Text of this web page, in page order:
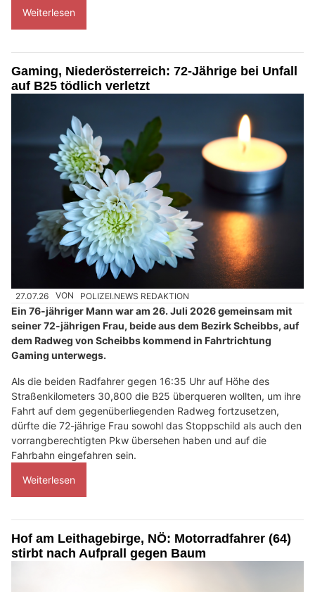
Weiterlesen
Gaming, Niederösterreich: 72-Jährige bei Unfall
auf B25 tödlich verletzt
27.07.26 VON POLIZEI.NEWS REDAKTION
Ein 76-jähriger Mann war am 26. Juli 2026 gemeinsam mit
seiner 72-jährigen Frau, beide aus dem Bezirk Scheibbs, auf
dem Radweg von Scheibbs kommend in Fahrtrichtung
Gaming unterwegs.
Als die beiden Radfahrer gegen 16:35 Uhr auf Höhe des
Straßenkilometers 30,800 die B25 überqueren wollten, um ihre
Fahrt auf dem gegenüberliegenden Radweg fortzusetzen,
dürfte die 72-jährige Frau sowohl das Stoppschild als auch den
vorrangberechtigten Pkw übersehen haben und auf die
Fahrbahn eingefahren sein.
Weiterlesen
Hof am Leithagebirge, NÖ: Motorradfahrer (64)
stirbt nach Aufprall gegen Baum